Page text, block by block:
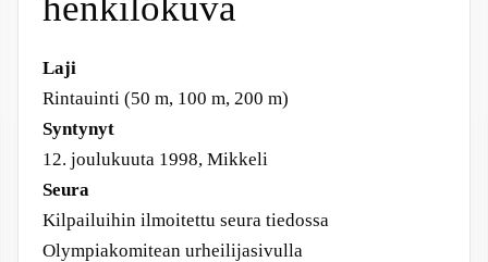
Laji
Rintauinti (50 m, 100 m, 200 m)
Syntynyt
12. joulukuuta 1998, Mikkeli
Seura
Kilpailuihin ilmoitettu seura tiedossa
Olympiakomitean urheilijasivulla